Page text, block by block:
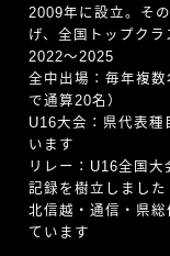
2009年に設立。そ
げ、全国トップクラ
2022〜2025
全中出場：毎年複
で通算20名）
U16大会：県代表種
います
リレー：U16全国
記録を樹立しまし
北信越・通信・県
ています